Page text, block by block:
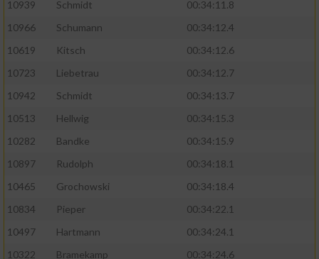
10939
Schmidt
00:34:11.8
10966
Schumann
00:34:12.4
10619
Kitsch
00:34:12.6
10723
Liebetrau
00:34:12.7
10942
Schmidt
00:34:13.7
10513
Hellwig
00:34:15.3
10282
Bandke
00:34:15.9
10897
Rudolph
00:34:18.1
10465
Grochowski
00:34:18.4
10834
Pieper
00:34:22.1
10497
Hartmann
00:34:24.1
10322
Bramekamp
00:34:24.6